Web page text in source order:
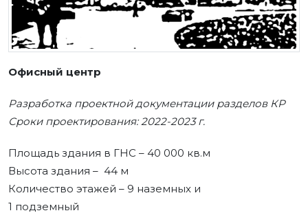
Офисный центр
Разработка проектной документации разделов КР
Сроки проектирования: 2022-2023 г.
Площадь здания в ГНС – 40 000 кв.м
Высота здания – 44 м
Количество этажей – 9 наземных и
1 подземный